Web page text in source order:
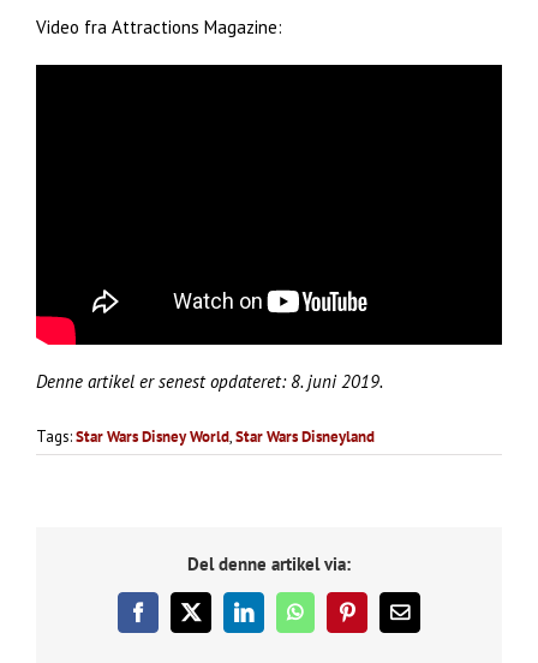
Video fra Attractions Magazine:
Denne artikel er senest opdateret: 8. juni 2019.
Tags:Star Wars Disney World,Star Wars Disneyland
Del denne artikel via:
Facebook
X LinkedInWhatsAppPinterest
E-